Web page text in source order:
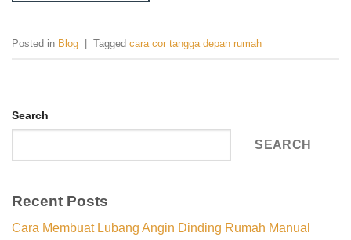
Posted in Blog Tagged cara cor tangga depan rumah
Search
SEARCH
Recent Posts
Cara Membuat Lubang Angin Dinding Rumah Manual